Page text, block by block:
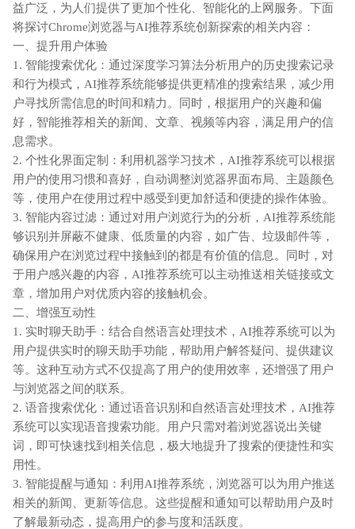
益广泛，为人们提供了更加个性化、智能化的上网服务。下面
将探讨Chrome浏览器与AI推荐系统创新探索的相关内容：
一、提升用户体验
1. 智能搜索优化：通过深度学习算法分析用户的历史搜索记录
和行为模式，AI推荐系统能够提供更精准的搜索结果，减少用
户寻找所需信息的时间和精力。同时，根据用户的兴趣和偏
好，智能推荐相关的新闻、文章、视频等内容，满足用户的信
息需求。
2. 个性化界面定制：利用机器学习技术，AI推荐系统可以根据
用户的使用习惯和喜好，自动调整浏览器界面布局、主题颜色
等，使用户在使用过程中感受到更加舒适和便捷的操作体验。
3. 智能内容过滤：通过对用户浏览行为的分析，AI推荐系统能
够识别并屏蔽不健康、低质量的内容，如广告、垃圾邮件等，
确保用户在浏览过程中接触到的都是有价值的信息。同时，对
于用户感兴趣的内容，AI推荐系统可以主动推送相关链接或文
章，增加用户对优质内容的接触机会。
二、增强互动性
1. 实时聊天助手：结合自然语言处理技术，AI推荐系统可以为
用户提供实时的聊天助手功能，帮助用户解答疑问、提供建议
等。这种互动方式不仅提高了用户的使用效率，还增强了用户
与浏览器之间的联系。
2. 语音搜索优化：通过语音识别和自然语言处理技术，AI推荐
系统可以实现语音搜索功能。用户只需对着浏览器说出关键
词，即可快速找到相关信息，极大地提升了搜索的便捷性和实
用性。
3. 智能提醒与通知：利用AI推荐系统，浏览器可以为用户推送
相关的新闻、更新等信息。这些提醒和通知可以帮助用户及时
了解最新动态，提高用户的参与度和活跃度。